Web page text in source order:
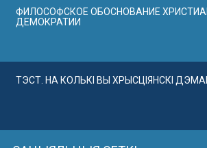
ФИЛОСОФСКОЕ ОБОСНОВАНИЕ
ДЕМОКРАТИИ
ТЭСТ. НА КОЛЬКІ ВЫ ХРЫСЦІЯНСКІ